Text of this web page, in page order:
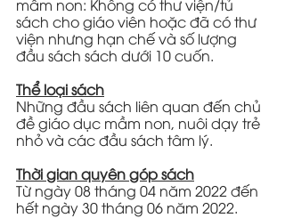
mầm non: Không có thư viện/tủ
sách cho giáo viên hoặc đã có thư
viện nhưng hạn chế và số lượng
đầu sách sách dưới 10 cuốn.
Thể loại sách
Những đầu sách liên quan đến chủ
đề giáo dục mầm non, nuôi dạy trẻ
nhỏ và các đầu sách tâm lý.
Thời gian quyên góp sách
Từ ngày 08 tháng 04 năm 2022 đến
hết ngày 30 tháng 06 năm 2022.